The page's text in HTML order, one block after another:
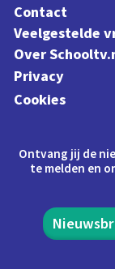
Contact
Veelgestelde
Over
Privacy
Cookies
Ontvang jij de
te melden en